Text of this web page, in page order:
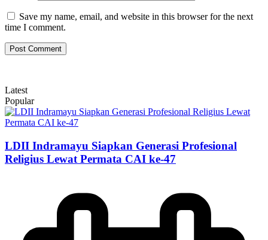
Save my name, email, and website in this browser for the next
time I comment.
Latest
Popular
LDII Indramayu Siapkan Generasi Profesional
Religius Lewat Permata CAI ke-47